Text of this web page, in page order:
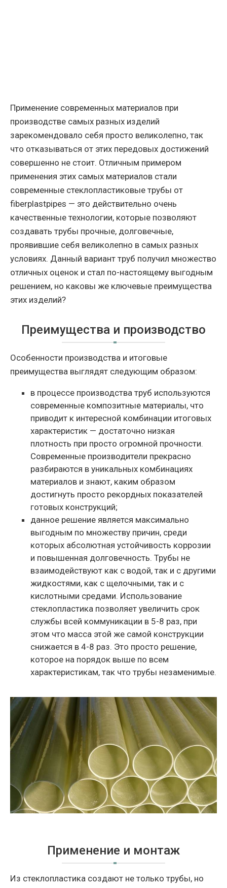
Применение современных материалов при
производстве самых разных изделий
зарекомендовало себя просто великолепно, так
что отказываться от этих передовых достижений
совершенно не стоит. Отличным примером
применения этих самых материалов стали
современные стеклопластиковые трубы от
fiberplastpipes — это действительно очень
качественные технологии, которые позволяют
создавать трубы прочные, долговечные,
проявившие себя великолепно в самых разных
условиях. Данный вариант труб получил множество
отличных оценок и стал по-настоящему выгодным
решением, но каковы же ключевые преимущества
этих изделий?
Преимущества и производство
Особенности производства и итоговые
преимущества выглядят следующим образом:
в процессе производства труб используются
современные композитные материалы, что
приводит к интересной комбинации итоговых
характеристик — достаточно низкая
плотность при просто огромной прочности.
Современные производители прекрасно
разбираются в уникальных комбинациях
материалов и знают, каким образом
достигнуть просто рекордных показателей
готовых конструкций;
данное решение является максимально
выгодным по множеству причин, среди
которых абсолютная устойчивость коррозии
и повышенная долговечность. Трубы не
взаимодействуют как с водой, так и с другими
жидкостями, как с щелочными, так и с
кислотными средами. Использование
стеклопластика позволяет увеличить срок
службы всей коммуникации в 5-8 раз, при
этом что масса этой же самой конструкции
снижается в 4-8 раз. Это просто решение,
которое на порядок выше по всем
характеристикам, так что трубы незаменимые.
Применение и монтаж
Из стеклопластика создают не только трубы, но